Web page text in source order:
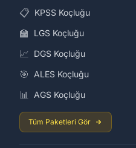
📋 KPSS Koçluğu
🏫 LGS Koçluğu
📈 DGS Koçluğu
🎯 ALES Koçluğu
📊 AGS Koçluğu
Tüm Paketleri Gör